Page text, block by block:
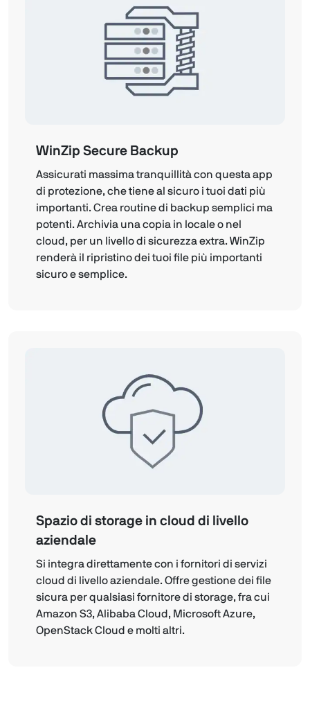
WinZip Secure Backup
Assicurati massima tranquillità con questa app
di protezione, che tiene al sicuro i tuoi dati più
importanti. Crea routine di backup semplici ma
potenti. Archivia una copia in locale o nel
cloud, per un livello di sicurezza extra. WinZip
renderà il ripristino dei tuoi file più importanti
sicuro e semplice.
Spazio di storage in cloud di livello
aziendale
Si integra direttamente con i fornitori di servizi
cloud di livello aziendale. Offre gestione dei file
sicura per qualsiasi fornitore di storage, fra cui
Amazon S3, Alibaba Cloud, Microsoft Azure,
OpenStack Cloud e molti altri.